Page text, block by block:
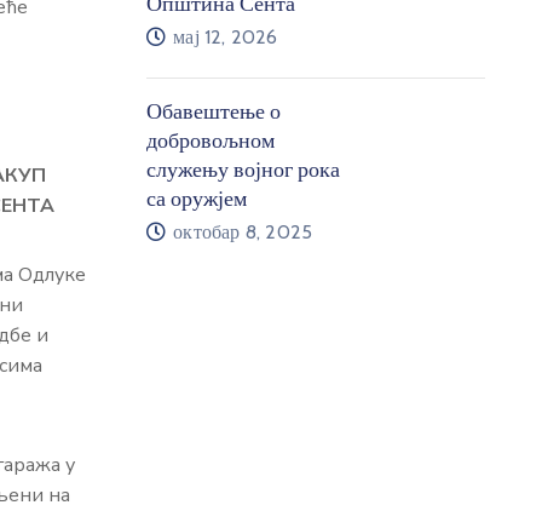
Одлуке
и
у
на
мај 12, 2026
Обавештење о
добровољном
служењу војног рока
са оружјем
октобар 8, 2025